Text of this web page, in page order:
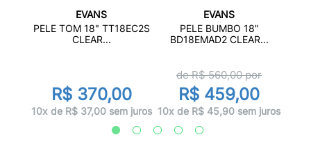
EVANS
PELE TOM 18" TT18EC2S
CLEAR...
R$ 370,00
10x de R$ 37,00 sem juros
EVANS
PELE BUMBO 18"
BD18EMAD2 CLEAR...
de R$560,00por
R$ 459,00
10x de R$ 45,90 sem juros